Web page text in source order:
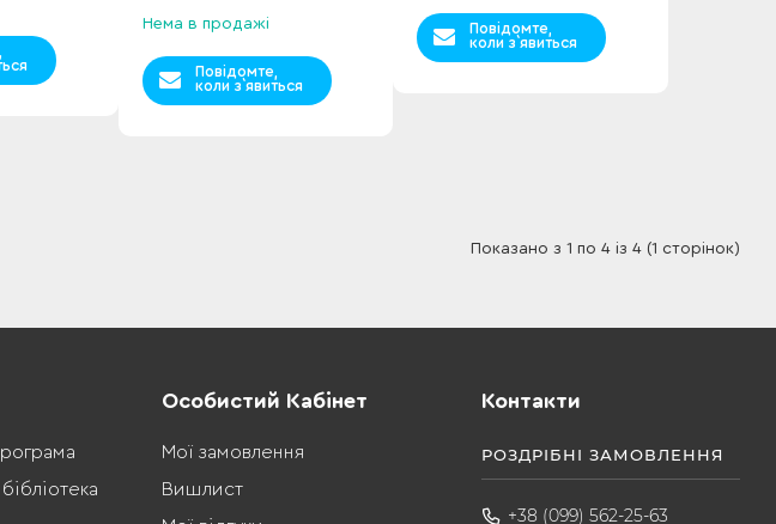
Нема в продажі
Повідомте,
коли з`явиться
Повідомте,
коли з`явиться
Показано з 1 по 4 із 4 (1 сторінок)
Особистий Кабінет
Мої замовлення
Вишлист
Контакти
РОЗДРІБНІ ЗАМОВЛЕННЯ
+38 (099) 562-25-63